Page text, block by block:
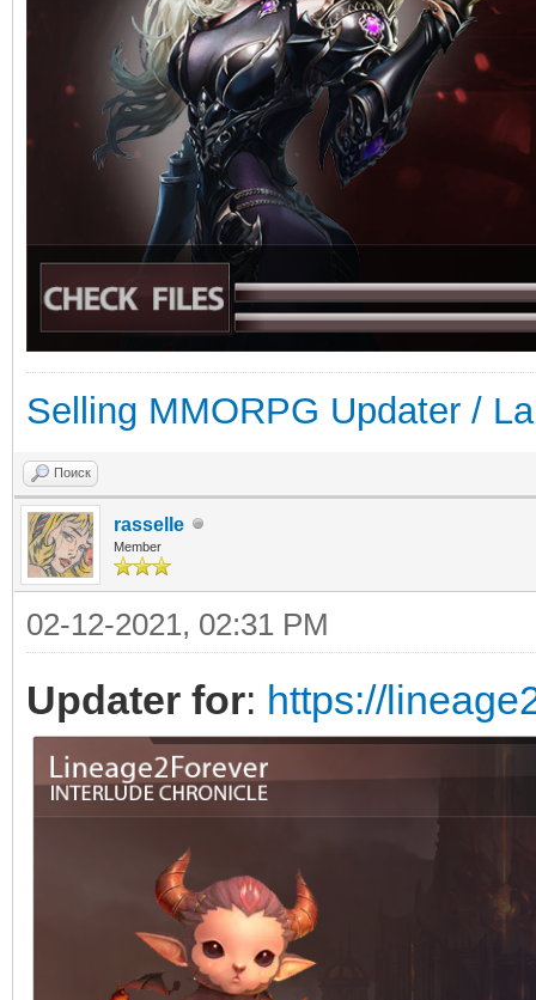
Selling MMORPG Updater /
Поиск
rasselle
Member
02-12-2021, 02:31 PM
Updater for: https://